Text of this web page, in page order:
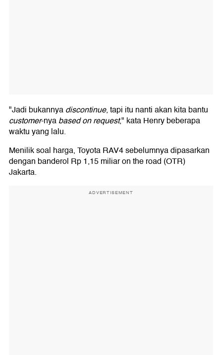
"Jadi bukannyadiscontinue, tapi itu nanti akan kita bantu
customer-nyabased on request," kata Henry beberapa
waktu yang lalu.
Menilik soal harga, Toyota RAV4 sebelumnya dipasarkan
dengan banderol Rp 1,15 miliar on the road (OTR)
Jakarta.
ADVERTISEMENT